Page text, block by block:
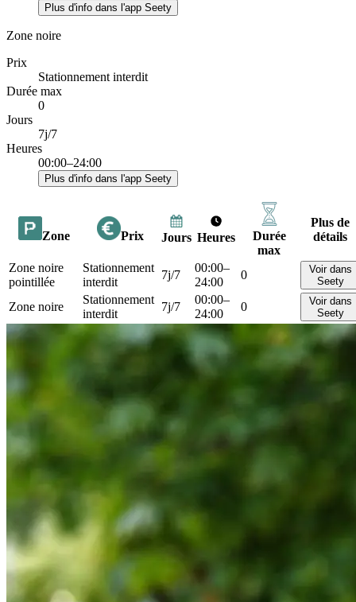
Plus d'info dans l'app Seety
Zone noire
Prix
Stationnement interdit
Durée max
0
Jours
7j/7
Heures
00:00–24:00
Plus d'info dans l'app Seety
Zone Prix Jours Heures
Durée
max
Plus de
détails
Zone noire
pointillée
Stationnement
interdit
7j/7
00:00–
24:00
0
Voir dans
Seety
Zone noire
Stationnement
interdit
7j/7
00:00–
24:00
0
Voir dans
Seety